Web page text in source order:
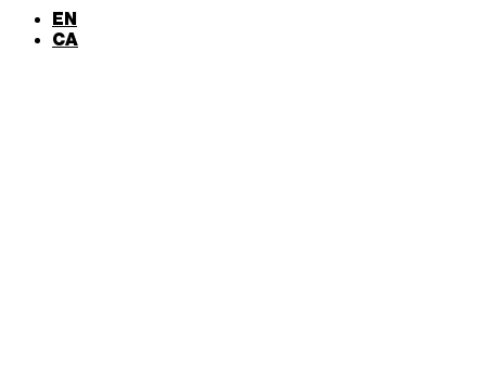
EN
CA